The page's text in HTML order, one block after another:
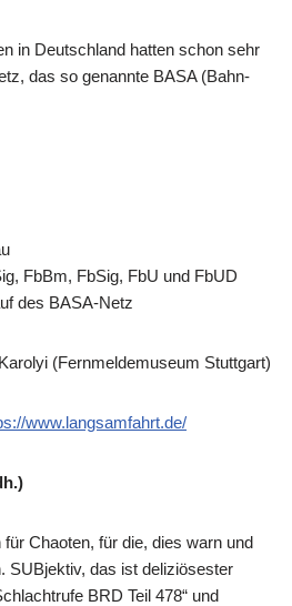
in Deutschland hatten schon sehr
das so genannte BASA (Bahn-
FbBm, FbSig, FbU und FbUD
des BASA-Netz
(Fernmeldemuseum Stuttgart)
www.langsamfahrt.de/
Chaoten, für die, dies warn und
SUBjektiv, das ist deliziösester
BRD Teil 478“ und